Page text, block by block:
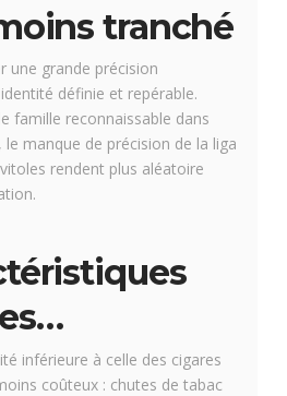
tranché
une grande précision
définie et repérable.
famille reconnaissable dans
manque de précision de la liga
rendent plus aléatoire
inférieure à celle des cigares
coûteux : chutes de tabac